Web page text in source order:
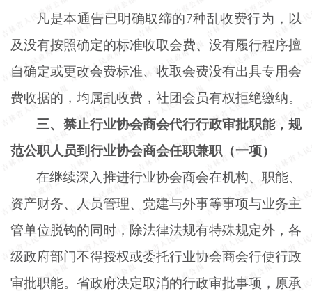
凡是本通告已明确取缔的7种乱收费行为，以
及没有按照确定的标准收取会费、没有履行程序擅
自确定或更改会费标准、收取会费没有出具专用会
费收据的，均属乱收费，社团会员有权拒绝缴纳。
三、禁止行业协会商会代行行政审批职能，规
范公职人员到行业协会商会任职兼职（一项）
在继续深入推进行业协会商会在机构、职能、
资产财务、人员管理、党建与外事等事项与业务主
管单位脱钩的同时，除法律法规有特殊规定外，各
级政府部门不得授权或委托行业协会商会行使行政
审批职能。省政府决定取消的行政审批事项，原承